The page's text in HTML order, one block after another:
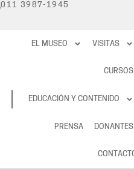
011 3987-1945
RESERVAS
EL MUSEO VISITAS
CURSOS
EDUCACIÓN Y CONTENIDO
PRENSA DONANTES